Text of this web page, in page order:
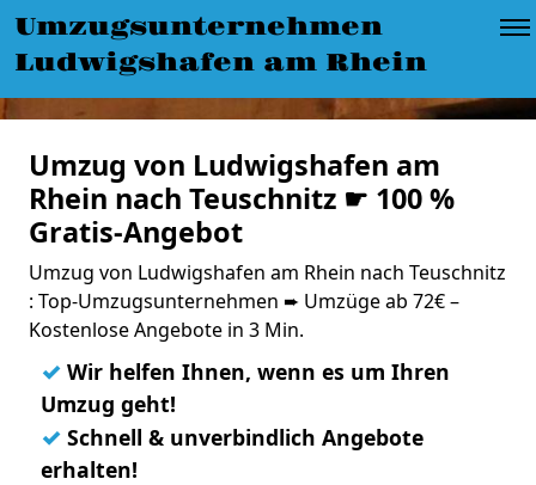
Umzugsunternehmen
Ludwigshafen am Rhein
Umzug von Ludwigshafen am
Rhein nach Teuschnitz ☛ 100 %
Gratis-Angebot
Umzug von Ludwigshafen am Rhein nach Teuschnitz
: Top-Umzugsunternehmen ➨ Umzüge ab 72€ –
Kostenlose Angebote in 3 Min.
✓ Wir helfen Ihnen, wenn es um Ihren
Umzug geht!
✓ Schnell & unverbindlich Angebote
erhalten!